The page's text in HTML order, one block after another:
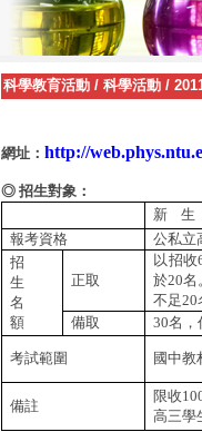
科學教育活動 / 科學活動 /
網址： http://
◎ 招生對象：
新
生
報考資格
公私立
招
生
名
額
正取
以招收
於20名
不足20
備取
30名，
考試範圍 國中教
備註
限收
高三學